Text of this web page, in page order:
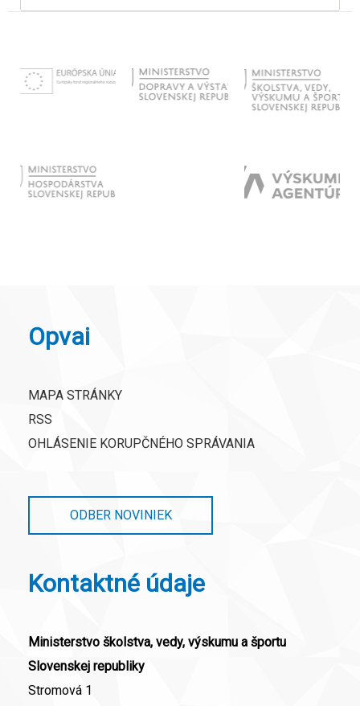
Opvai
MAPA STRÁNKY
RSS
OHLÁSENIE KORUPČNÉHO SPRÁVANIA
ODBER NOVINIEK
Kontaktné údaje
Ministerstvo školstva, vedy, výskumu a športu
Slovenskej republiky
Stromová 1